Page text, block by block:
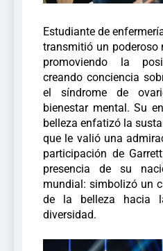
Estudiante de
transmitió un poderoso
promoviendo la
creando conciencia
el síndrome de
bienestar mental. Su
belleza enfatizó la
que le valió una
participación de
presencia de su
mundial: simbolizó un
de la belleza hacia
diversidad.